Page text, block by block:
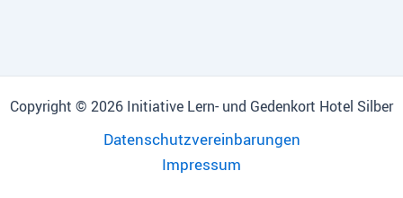
Copyright © 2026 Initiative Lern- und Gedenkort Hotel Silber
Datenschutzvereinbarungen
Impressum